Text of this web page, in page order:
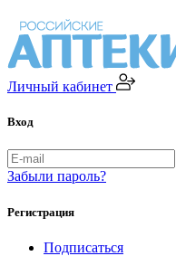
Личный кабинет
Вход
Забыли пароль?
Регистрация
Подписаться